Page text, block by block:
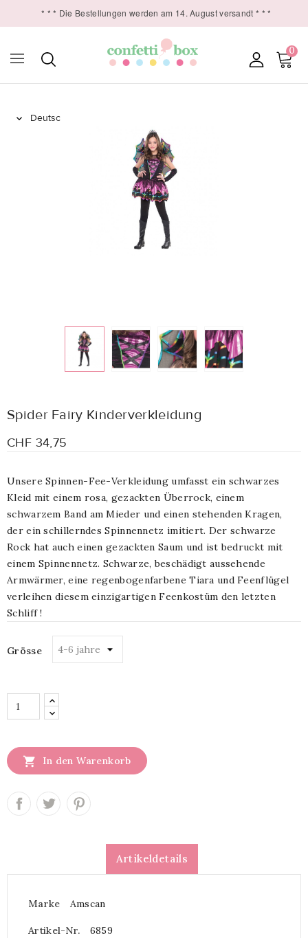
* * * Die Bestellungen werden am 14. August versandt * * *
0

Spider Fairy Kinderverkleidung
CHF 34,75
Unsere Spinnen-Fee-Verkleidung umfasst ein schwarzes
Kleid mit einem rosa, gezackten Überrock, einem
schwarzem Band am Mieder und einen stehenden Kragen,
der ein schillerndes Spinnennetz imitiert. Der schwarze
Rock hat auch einen gezackten Saum und ist bedruckt mit
einem Spinnennetz. Schwarze, beschädigt aussehende
Armwärmer, eine regenbogenfarbene Tiara und Feenflügel
verleihen diesem einzigartigen Feenkostüm den letzten
Schliff !
Grösse
 In den Warenkorb
Artikeldetails
Marke Amscan
Artikel-Nr. 6859